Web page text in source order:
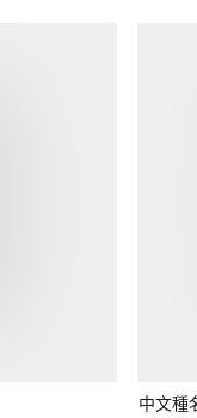
中文種